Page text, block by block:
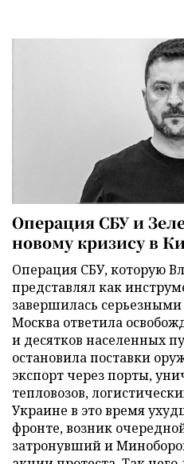
Операция СБУ и
новому кризису в
Операция СБУ, которую
представлял как
завершилась
Москва ответила
и десятков населенных
остановила поставки
экспорт через порты,
тепловозов,
Украине в это время
фронте, возник
затронувший и